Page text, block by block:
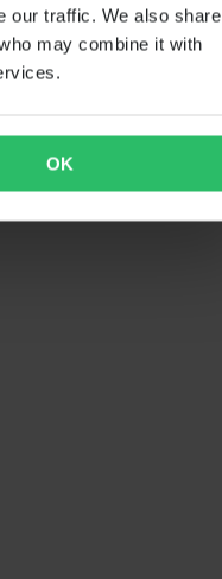
our traffic. We also share
may combine it with
OK